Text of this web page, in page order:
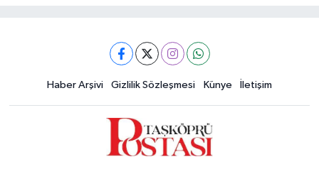
Haber Arşivi Gizlilik Sözleşmesi Künye İletişim